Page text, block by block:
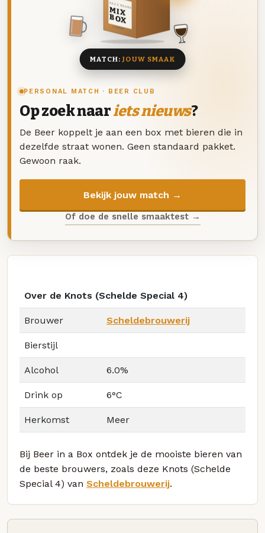
PERSONAL MATCH · BEER CLUB
Op zoek naariets nieuws?
De Beer koppelt je aan een box met bieren die in
dezelfde straat wonen. Geen standaard pakket.
Gewoon raak.
Bekijk jouw match →
Of doe de snelle smaaktest →
DEZE MAAND
MIX
BOX
8 BIEREN
MATCH:JOUW SMAAK
Over de Knots (Schelde Special 4)
Brouwer Scheldebrouwerij
Bierstijl
Alcohol 6.0%
Drink op 6°C
Herkomst Meer
Bij Beer in a Box ontdek je de mooiste bieren van
de beste brouwers, zoals deze Knots (Schelde
Special 4) van Scheldebrouwerij.